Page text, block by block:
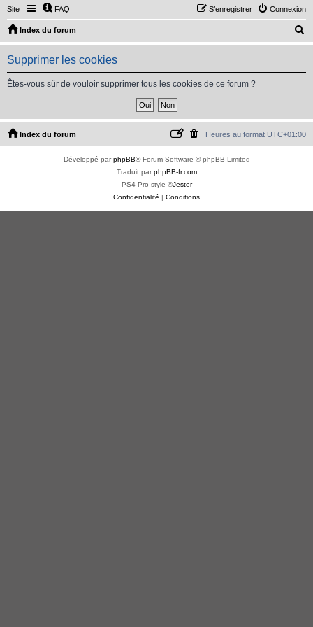
Site FAQ Connexion
S’enregistrer
Index du forum
e
h
Supprimer les cookies
Êtes-vous sûr de vouloir supprimer tous les cookies de ce forum ?
Index du forum Heures au format UTC+01:00
Développé parphpBB® Forum Software © phpBB Limited
Traduit parphpBB-fr.com
PS4 Pro style ©Jester
Confidentialité | Conditions